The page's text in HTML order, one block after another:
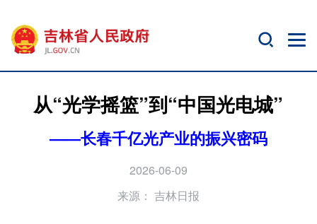
从“光学摇篮”到“中国光电城”
——长春千亿光产业的振兴密码
2026-06-09
来源： 吉林日报